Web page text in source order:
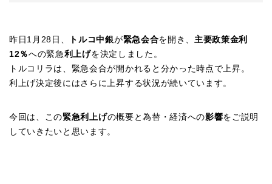
昨日1月28日、 トルコ中銀が緊急会合を開き、 主要政策金利
12％への緊急 利上げを決定しました。
トルコリラは、緊急会合が開かれると分かった時点で上昇。
利上げ決定後にはさらに上昇する状況が続いています。
今回は、この緊急利上げの概要と為替・経済への影響をご説明
していきたいと思います。